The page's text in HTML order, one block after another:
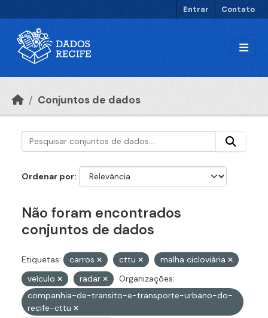
Entrar Contato
Conjuntos de dados
Ordenar por
Não foram encontrados
conjuntos de dados
Etiquetas: carros cttu
malha cicloviária
veículo
radar
Organizações:
companhia-de-transito-e-transporte-urbano-do-
recife-cttu